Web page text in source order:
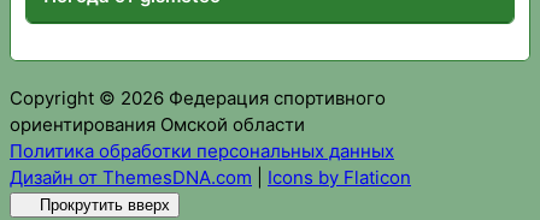
Copyright © 2026 Федерация спортивного
ориентирования Омской области
Политика обработки персональных данных
Дизайн от ThemesDNA.com
Icons by Flaticon
Прокрутить вверх